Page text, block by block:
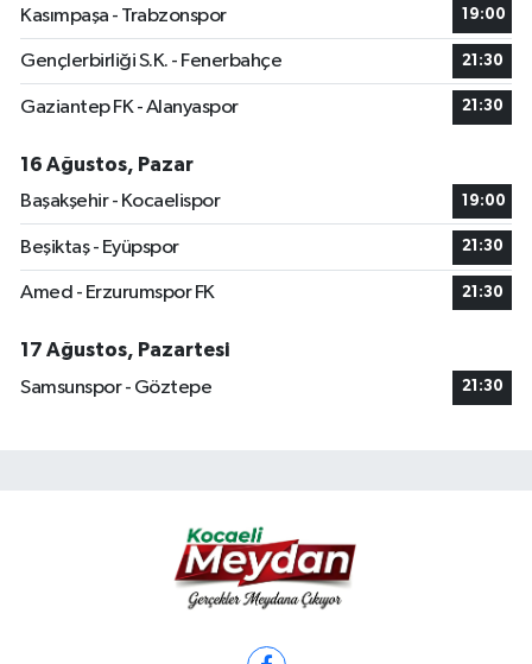
Kasımpaşa - Trabzonspor 19:00
Gençlerbirliği S.K. - Fenerbahçe 21:30
Gaziantep FK - Alanyaspor 21:30
16 Ağustos, Pazar
Başakşehir - Kocaelispor
19:00
Beşiktaş - Eyüpspor 21:30
Amed - Erzurumspor FK 21:30
17 Ağustos, Pazartesi
Samsunspor - Göztepe
21:30